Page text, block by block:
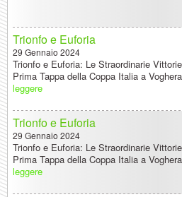
Trionfo e Euforia
29 Gennaio 2024
Trionfo e Euforia: Le Straordinarie
Prima Tappa della Coppa Italia a
leggere
Trionfo e Euforia
29 Gennaio 2024
Trionfo e Euforia: Le Straordinarie
Prima Tappa della Coppa Italia a
leggere